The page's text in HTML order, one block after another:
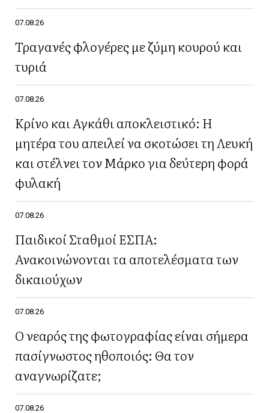
07.08.26
Τραγανές φλογέρες με ζύμη κουρού και
τυριά
07.08.26
Κρίνο και Αγκάθι αποκλειστικό: Η
μητέρα του απειλεί να σκοτώσει τη Λευκή
και στέλνει τον Μάρκο για δεύτερη φορά
φυλακή
07.08.26
Παιδικοί Σταθμοί ΕΣΠΑ:
Ανακοινώνονται τα αποτελέσματα των
δικαιούχων
07.08.26
Ο νεαρός της φωτογραφίας είναι σήμερα
πασίγνωστος ηθοποιός: Θα τον
αναγνωρίζατε;
07.08.26